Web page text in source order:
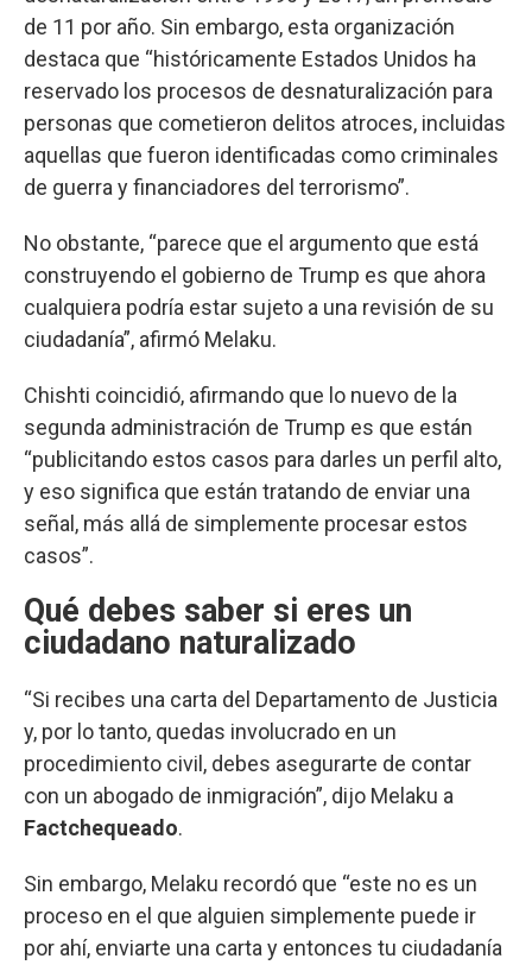
de 11 por año. Sin embargo, esta organización
destaca que “históricamente Estados Unidos ha
reservado los procesos de desnaturalización para
personas que cometieron delitos atroces, incluidas
aquellas que fueron identificadas como criminales
de guerra y financiadores del terrorismo”.
No obstante, “parece que el argumento que está
construyendo el gobierno de Trump es que ahora
cualquiera podría estar sujeto a una revisión de su
ciudadanía”, afirmó Melaku.
Chishti coincidió, afirmando que lo nuevo de la
segunda administración de Trump es que están
“publicitando estos casos para darles un perfil alto,
y eso significa que están tratando de enviar una
señal, más allá de simplemente procesar estos
casos”.
Qué debes saber si eres un
ciudadano naturalizado
“Si recibes una carta del Departamento de Justicia
y, por lo tanto, quedas involucrado en un
procedimiento civil, debes asegurarte de contar
con un abogado de inmigración”, dijo Melaku a
Factchequeado.
Sin embargo, Melaku recordó que “este no es un
proceso en el que alguien simplemente puede ir
por ahí, enviarte una carta y entonces tu ciudadanía